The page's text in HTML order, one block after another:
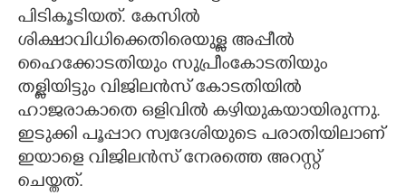
CONTACT US
പിടികൂടിയത്. കേസിൽ
ശിക്ഷാവിധിക്കെതിരെയുള്ള അപ്പീൽ
ഹൈക്കോടതിയും സുപ്രീംകോടതിയും
തള്ളിയിട്ടും വിജിലൻസ് കോടതിയിൽ
ഹാജരാകാതെ ഒളിവിൽ കഴിയുകയായിരുന്നു.
ഇടുക്കി പൂപ്പാറ സ്വദേശിയുടെ പരാതിയിലാണ്
ഇയാളെ വിജിലൻസ് നേരത്തെ അറസ്റ്റ്
ചെയ്തത്.